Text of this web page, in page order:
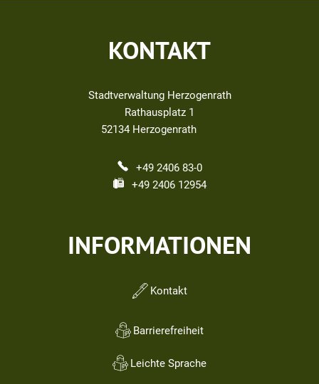
KONTAKT
Stadtverwaltung Herzogenrath
Rathausplatz 1
52134 Herzogenrath
+49 2406 83-0
+49 2406 12954
INFORMATIONEN
Kontakt
Barrierefreiheit
Leichte Sprache